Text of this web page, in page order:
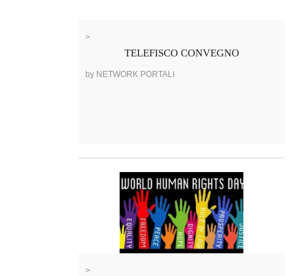
>
TELEFISCO CONVEGNO
by NETWORK PORTALI
>